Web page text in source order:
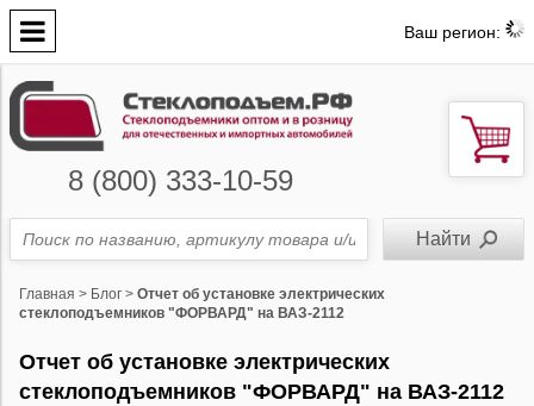
Ваш регион:
8 (800) 333-10-59
Главная > Блог > Отчет об установке электрических
стеклоподъемников "ФОРВАРД" на ВАЗ-2112
Отчет об установке электрических
стеклоподъемников "ФОРВАРД" на ВАЗ-2112